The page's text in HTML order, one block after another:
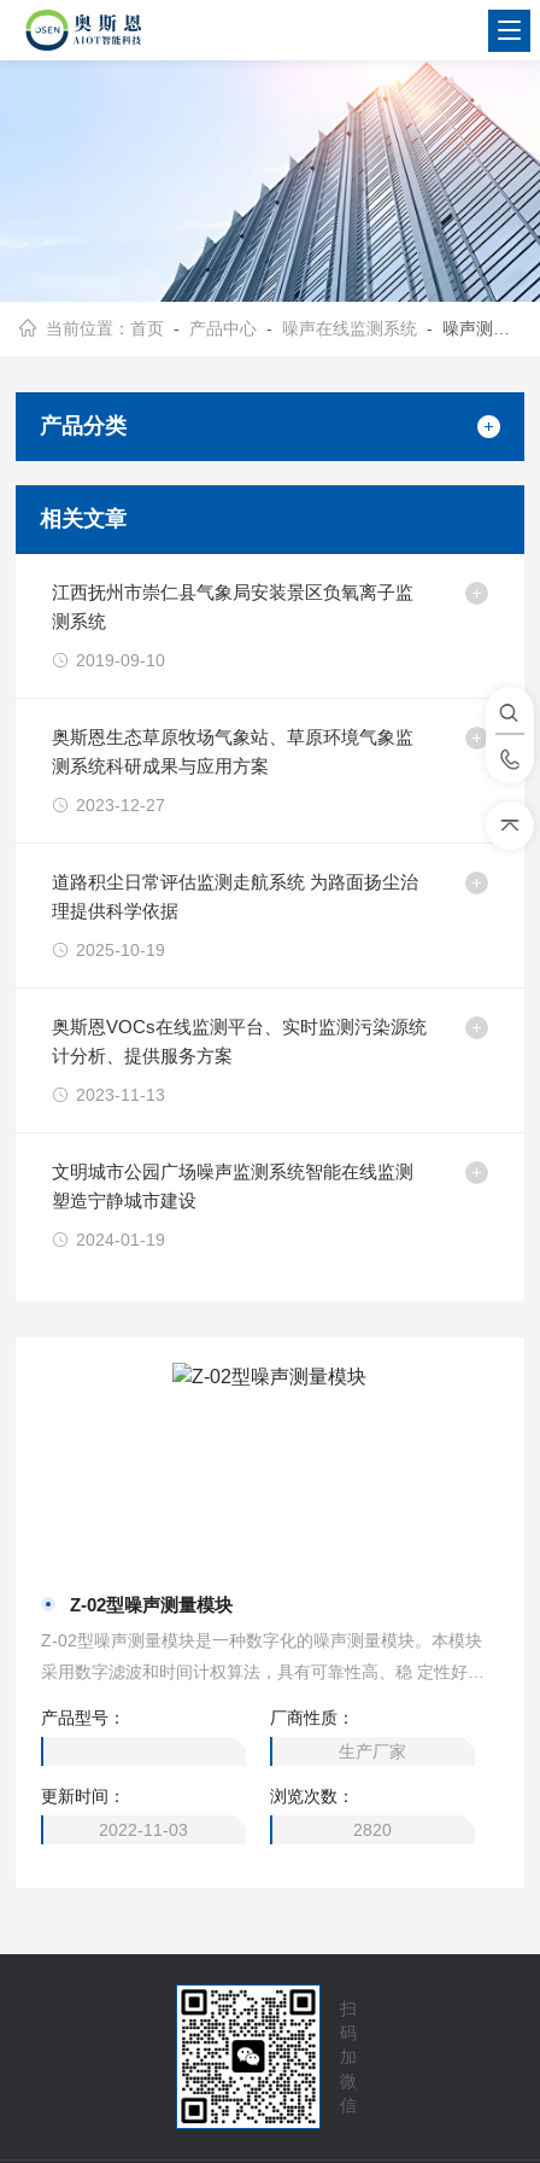
当前位置：首页 - 产品中心 - 噪声在线监测系统 - 噪声测量模块
产品分类
相关文章
江西抚州市崇仁县气象局安装景区负氧离子监
测系统
2019-09-10
奥斯恩生态草原牧场气象站、草原环境气象监
测系统科研成果与应用方案
2023-12-27
道路积尘日常评估监测走航系统 为路面扬尘治
理提供科学依据
2025-10-19
奥斯恩VOCs在线监测平台、实时监测污染源统
计分析、提供服务方案
2023-11-13
文明城市公园广场噪声监测系统智能在线监测
塑造宁静城市建设
2024-01-19
Z-02型噪声测量模块
Z-02型噪声测量模块是一种数字化的噪声测量模块。本模块
采用数字滤波和时间计权算法，具有可靠性高、稳 定性好、
产品型号：
厂商性质：
生产厂家
更新时间：
2022-11-03
浏览次数：
2820
扫
码
加
微
信